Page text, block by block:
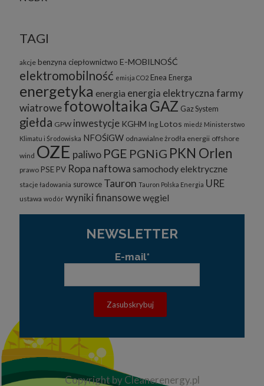
TAGI
akcje benzyna ciepłownictwo E-MOBILNOŚĆ
elektromobilność emisja CO2 Enea Energa
energetyka energia energia elektrycznafarmy
wiatrowefotowoltaika GAZ Gaz System
giełda GPW inwestycje KGHM lng Lotos miedź Ministerstwo
Klimatu i Środowiska NFOŚiGW odnawialne żrodła energii offshore
wind OZE paliwo PGE PGNiG PKN Orlen
prawo PSE PV Ropa naftowa samochody elektryczne
stacje ładowania surowce Tauron Tauron Polska Energia URE
ustawa wodór wyniki finansowewęgiel
NEWSLETTER
E-mail*
Copyright by Cleanerenergy.pl